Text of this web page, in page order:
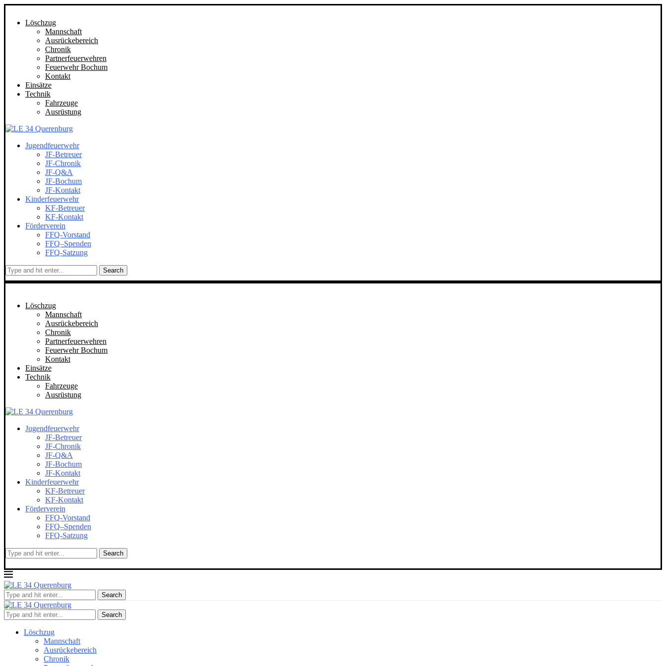
Löschzug
Mannschaft
Ausrückebereich
Chronik
Partnerfeuerwehren
Feuerwehr Bochum
Kontakt
Einsätze
Technik
Fahrzeuge
Ausrüstung
Jugendfeuerwehr
JF-Betreuer
JF-Chronik
JF-Q&A
JF-Bochum
JF-Kontakt
Kinderfeuerwehr
KF-Betreuer
KF-Kontakt
Förderverein
FFQ-Vorstand
FFQ–Spenden
FFQ-Satzung
Search
Löschzug
Mannschaft
Ausrückebereich
Chronik
Partnerfeuerwehren
Feuerwehr Bochum
Kontakt
Einsätze
Technik
Fahrzeuge
Ausrüstung
Jugendfeuerwehr
JF-Betreuer
JF-Chronik
JF-Q&A
JF-Bochum
JF-Kontakt
Kinderfeuerwehr
KF-Betreuer
KF-Kontakt
Förderverein
FFQ-Vorstand
FFQ–Spenden
FFQ-Satzung
Search
Search
Search
Löschzug
Mannschaft
Ausrückebereich
Chronik